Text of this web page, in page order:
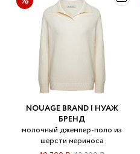
NOUAGE BRAND | НУАЖ
БРЕНД
молочный джемпер-поло из
шерсти мериноса